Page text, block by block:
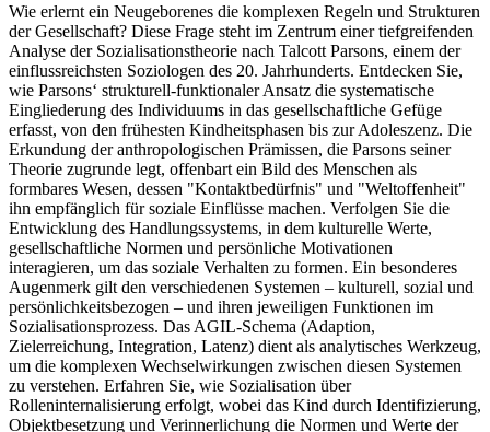
Wie erlernt ein Neugeborenes die komplexen Regeln und Strukturen
der Gesellschaft? Diese Frage steht im Zentrum einer tiefgreifenden
Analyse der Sozialisationstheorie nach Talcott Parsons, einem der
einflussreichsten Soziologen des 20. Jahrhunderts. Entdecken Sie,
wie Parsons‘ strukturell-funktionaler Ansatz die systematische
Eingliederung des Individuums in das gesellschaftliche Gefüge
erfasst, von den frühesten Kindheitsphasen bis zur Adoleszenz. Die
Erkundung der anthropologischen Prämissen, die Parsons seiner
Theorie zugrunde legt, offenbart ein Bild des Menschen als
formbares Wesen, dessen "Kontaktbedürfnis" und "Weltoffenheit"
ihn empfänglich für soziale Einflüsse machen. Verfolgen Sie die
Entwicklung des Handlungssystems, in dem kulturelle Werte,
gesellschaftliche Normen und persönliche Motivationen
interagieren, um das soziale Verhalten zu formen. Ein besonderes
Augenmerk gilt den verschiedenen Systemen – kulturell, sozial und
persönlichkeitsbezogen – und ihren jeweiligen Funktionen im
Sozialisationsprozess. Das AGIL-Schema (Adaption,
Zielerreichung, Integration, Latenz) dient als analytisches Werkzeug,
um die komplexen Wechselwirkungen zwischen diesen Systemen
zu verstehen. Erfahren Sie, wie Sozialisation über
Rolleninternalisierung erfolgt, wobei das Kind durch Identifizierung,
Objektbesetzung und Verinnerlichung die Normen und Werte der